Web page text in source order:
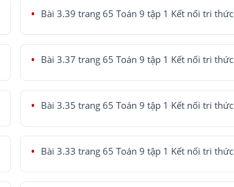
Bài 3.39 trang 65 Toán 9 tập 1 Kết nối tri thức
Bài 3.37 trang 65 Toán 9 tập 1 Kết nối tri thức
Bài 3.35 trang 65 Toán 9 tập 1 Kết nối tri thức
Bài 3.33 trang 65 Toán 9 tập 1 Kết nối tri thức